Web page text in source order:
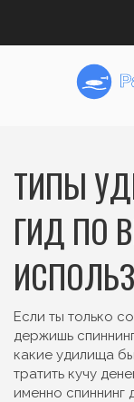
ТИПЫ
ГИД ПО
Если ты только
держишь
какие удилища
тратить кучу
именно спиннинг